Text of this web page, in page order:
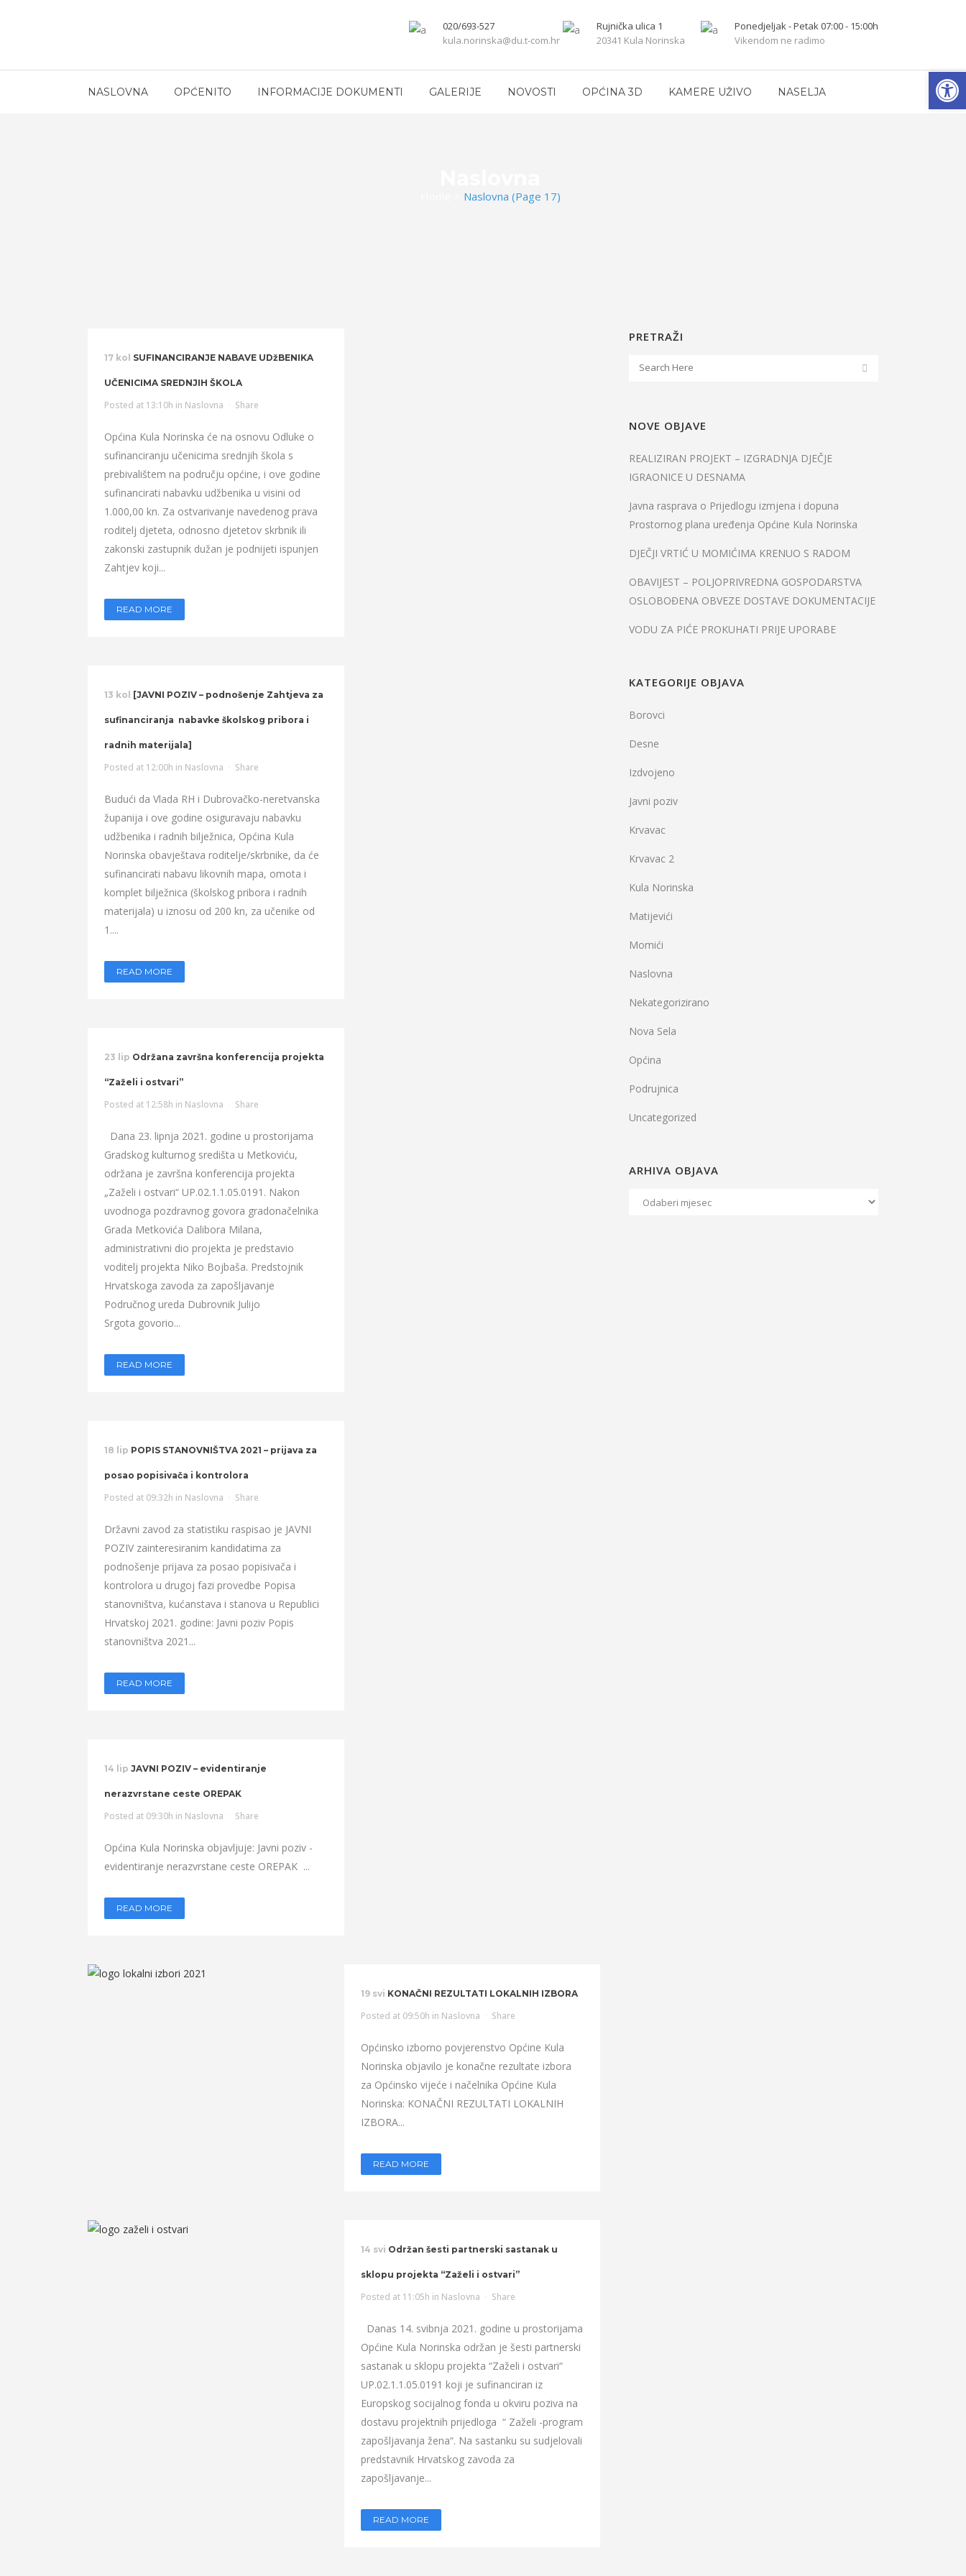
020/693-527
kula.norinska@du.t-com.hr
Rujnička ulica 1
20341 Kula Norinska
Ponedjeljak - Petak 07:00 - 15:00h
Vikendom ne radimo
NASLOVNA OPĆENITO INFORMACIJE DOKUMENTI GALERIJE NOVOSTI OPĆINA 3D KAMERE UŽIVO NASELJA
Naslovna (Page 17)
17 kol SUFINANCIRANJE NABAVE UDžBENIKA
UČENICIMA SREDNJIH ŠKOLA
Posted at 13:10h in Naslovna Share
Općina Kula Norinska će na osnovu Odluke o
sufinanciranju učenicima srednjih škola s
prebivalištem na području općine, i ove godine
sufinancirati nabavku udžbenika u visini od
1.000,00 kn. Za ostvarivanje navedenog prava
roditelj djeteta, odnosno djetetov skrbnik ili
zakonski zastupnik dužan je podnijeti ispunjen
Zahtjev koji...
READ MORE
13 kol [JAVNI POZIV – podnošenje Zahtjeva za
sufinanciranja nabavke školskog pribora i
radnih materijala]
Posted at 12:00h in Naslovna Share
Budući da Vlada RH i Dubrovačko-neretvanska
županija i ove godine osiguravaju nabavku
udžbenika i radnih bilježnica, Općina Kula
Norinska obavještava roditelje/skrbnike, da će
sufinancirati nabavu likovnih mapa, omota i
komplet bilježnica (školskog pribora i radnih
materijala) u iznosu od 200 kn, za učenike od
1....
READ MORE
23 lip Održana završna konferencija projekta
“Zaželi i ostvari”
Posted at 12:58h in Naslovna Share
Dana 23. lipnja 2021. godine u prostorijama
Gradskog kulturnog središta u Metkoviću,
održana je završna konferencija projekta
„Zaželi i ostvari“ UP.02.1.1.05.0191. Nakon
uvodnoga pozdravnog govora gradonačelnika
Grada Metkovića Dalibora Milana,
administrativni dio projekta je predstavio
voditelj projekta Niko Bojbaša. Predstojnik
Hrvatskoga zavoda za zapošljavanje
Područnog ureda Dubrovnik Julijo
Srgota govorio...
READ MORE
18 lip POPIS STANOVNIŠTVA 2021 – prijava za
posao popisivača i kontrolora
Posted at 09:32h in Naslovna Share
Državni zavod za statistiku raspisao je JAVNI
POZIV zainteresiranim kandidatima za
podnošenje prijava za posao popisivača i
kontrolora u drugoj fazi provedbe Popisa
stanovništva, kućanstava i stanova u Republici
Hrvatskoj 2021. godine: Javni poziv Popis
stanovništva 2021...
READ MORE
14 lip JAVNI POZIV – evidentiranje
nerazvrstane ceste OREPAK
Posted at 09:30h in Naslovna Share
Općina Kula Norinska objavljuje: Javni poziv -
evidentiranje nerazvrstane ceste OREPAK ...
READ MORE
19 svi KONAČNI REZULTATI LOKALNIH IZBORA
Posted at 09:50h in Naslovna Share
Općinsko izborno povjerenstvo Općine Kula
Norinska objavilo je konačne rezultate izbora
za Općinsko vijeće i načelnika Općine Kula
Norinska: KONAČNI REZULTATI LOKALNIH
IZBORA...
READ MORE
14 svi Održan šesti partnerski sastanak u
sklopu projekta “Zaželi i ostvari”
Posted at 11:05h in Naslovna Share
Danas 14. svibnja 2021. godine u prostorijama
Općine Kula Norinska održan je šesti partnerski
sastanak u sklopu projekta “Zaželi i ostvari“
UP.02.1.1.05.0191 koji je sufinanciran iz
Europskog socijalnog fonda u okviru poziva na
dostavu projektnih prijedloga “ Zaželi -program
zapošljavanja žena“. Na sastanku su sudjelovali
predstavnik Hrvatskog zavoda za
zapošljavanje...
READ MORE
PRETRAŽI
NOVE OBJAVE
REALIZIRAN PROJEKT – IZGRADNJA DJEČJE
IGRAONICE U DESNAMA
Javna rasprava o Prijedlogu izmjena i dopuna
Prostornog plana uređenja Općine Kula Norinska
DJEČJI VRTIĆ U MOMIĆIMA KRENUO S RADOM
OBAVIJEST – POLJOPRIVREDNA GOSPODARSTVA
OSLOBOĐENA OBVEZE DOSTAVE DOKUMENTACIJE
VODU ZA PIĆE PROKUHATI PRIJE UPORABE
KATEGORIJE OBJAVA
Borovci
Desne
Izdvojeno
Javni poziv
Krvavac
Krvavac 2
Kula Norinska
Matijevići
Momići
Naslovna
Nekategorizirano
Nova Sela
Općina
Podrujnica
Uncategorized
ARHIVA OBJAVA
Arhiva